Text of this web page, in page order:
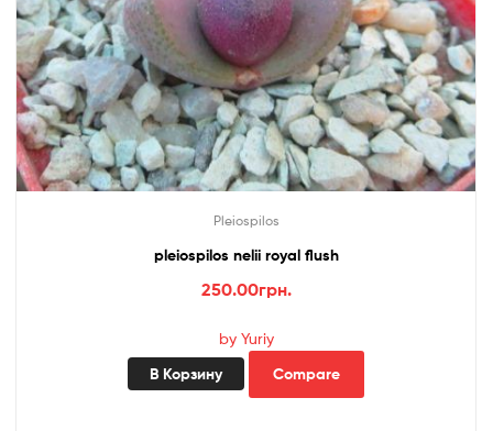
Pleiospilos
pleiospilos nelii royal flush
250.00грн.
by Yuriy
В Корзину Compare